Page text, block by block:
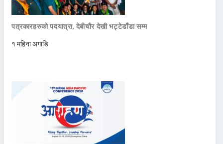
पत्रकारहरुको पदयात्रा, देबीचौर देखी भट्टेडाँडा सम्म
१ महिना अगाडि